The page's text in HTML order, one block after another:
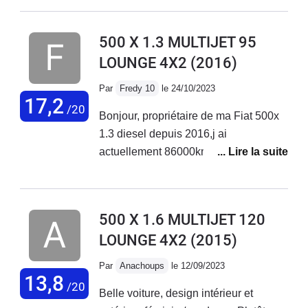
réparations ! Ma voiture est d'ailleurs en vente. Je ne
17,2 /20
500 X 1.3 MULTIJET 95
LOUNGE 4X2 (2016)
Par Fredy 10 le 24/10/2023
Bonjour, propriétaire de ma Fiat 500x
1.3 diesel depuis 2016,j ai
actuellement 86000km au compteur
Entretien courant effectué chez Fiat
polyvalent.
13,8 /20
500 X 1.6 MULTIJET 120
LOUNGE 4X2 (2015)
Par Anachoups le 12/09/2023
Belle voiture, design intérieur et